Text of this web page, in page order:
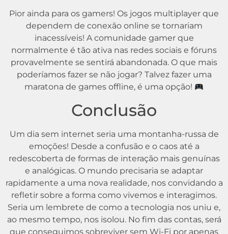
Pior ainda para os gamers! Os jogos multiplayer que
dependem de conexão online se tornariam
inacessíveis! A comunidade gamer que
normalmente é tão ativa nas redes sociais e fóruns
provavelmente se sentirá abandonada. O que mais
poderíamos fazer se não jogar? Talvez fazer uma
maratona de games offline, é uma opção!
Conclusão
Um dia sem internet seria uma montanha-russa de
emoções! Desde a confusão e o caos até a
redescoberta de formas de interação mais genuínas
e analógicas. O mundo precisaria se adaptar
rapidamente a uma nova realidade, nos convidando a
refletir sobre a forma como vivemos e interagimos.
Seria um lembrete de como a tecnologia nos uniu e,
ao mesmo tempo, nos isolou. No fim das contas, será
que conseguimos sobreviver sem Wi-Fi por apenas